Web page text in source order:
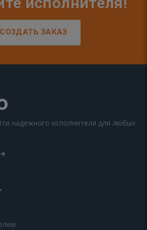
СОЗДАТЬ ЗАКАЗ
надежного исполнителя для любых